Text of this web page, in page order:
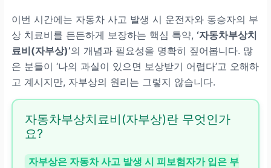
이번 시간에는 자동차 사고 발생 시 운전자와 동승자의 부
상 치료비를 든든하게 보장하는 핵심 특약, ‘자동차부상치
료비(자부상)’의 개념과 필요성을 명확히 짚어봅니다. 많
은 분들이 ‘나의 과실이 있으면 보상받기 어렵다’고 오해하
고 계시지만, 자부상의 원리는 그렇지 않습니다.
자동차부상치료비(자부상)란 무엇인가
요?
자부상은 자동차 사고 발생 시 피보험자가 입은 부